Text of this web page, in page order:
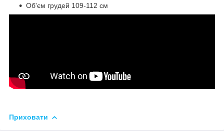
Об'єм грудей 109-112 см
Приховати